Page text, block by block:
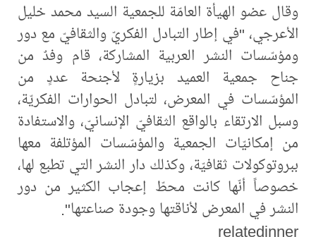
وقال عضو الهيأة العامّة للجمعية السيد محمد خليل
الأعرجي، "في إطار التبادل الفكريّ والثقافيّ مع دور
ومؤسّسات النشر العربية المشاركة، قام وفدٌ من
جناح جمعية العميد بزيارةٍ لأجنحة عددٍ من
المؤسّسات في المعرض، لتبادل الحوارات الفكريّة،
وسبل الارتقاء بالواقع الثقافيّ الإنسانيّ، والاستفادة
من إمكانيّات الجمعية والمؤسّسات المؤتلفة معها
ببروتوكولات ثقافيّة، وكذلك دار النشر التي تطبع لها،
خصوصاً أنّها كانت محطّ إعجاب الكثير من دور
النشر في المعرض لأناقتها وجودة صناعتها".
relatedinner